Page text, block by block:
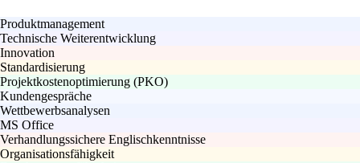
Produktmanagement
Technische Weiterentwicklung
Innovation
Standardisierung
Projektkostenoptimierung (PKO)
Kundengespräche
Wettbewerbsanalysen
MS Office
Verhandlungssichere Englischkenntnisse
Organisationsfähigkeit